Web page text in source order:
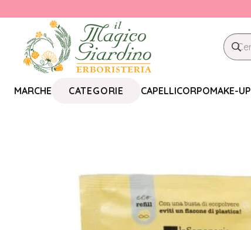
MARCHE CATEGORIE CAPELLICORPOMAKE-UP